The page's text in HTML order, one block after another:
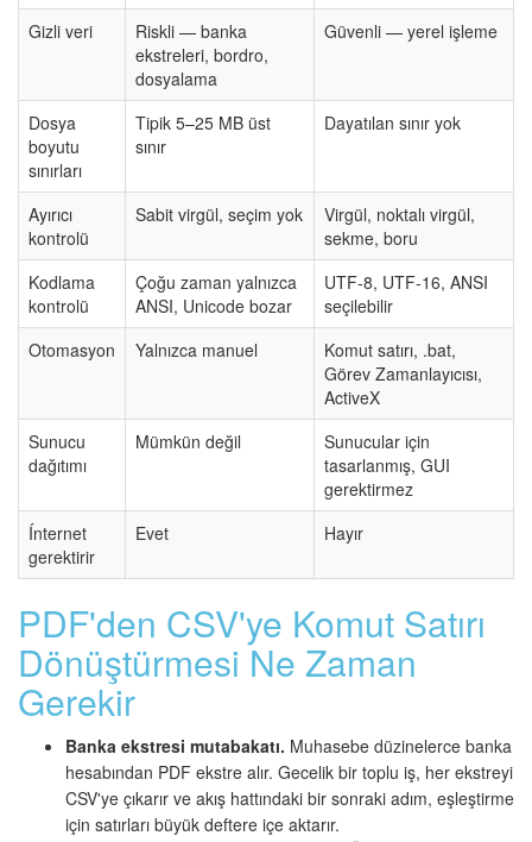
Gizli veri
Riskli — banka
ekstreleri, bordro,
dosyalama
Güvenli — yerel işleme
Dosya
boyutu
sınırları
Tipik 5–25 MB üst
sınır
Dayatılan sınır yok
Ayırıcı
kontrolü
Sabit virgül, seçim yok
Virgül, noktalı virgül,
sekme, boru
Kodlama
kontrolü
Çoğu zaman yalnızca
ANSI, Unicode bozar
UTF-8, UTF-16, ANSI
seçilebilir
Otomasyon
Yalnızca manuel
Komut satırı, .bat,
Görev Zamanlayıcısı,
ActiveX
Sunucu
dağıtımı
Mümkün değil
Sunucular için
tasarlanmış, GUI
gerektirmez
Ínternet
gerektirir
Evet Hayır
PDF'den CSV'ye Komut Satırı
Dönüştürmesi Ne Zaman
Gerekir
Banka ekstresi mutabakatı. Muhasebe düzinelerce banka
hesabından PDF ekstre alır. Gecelik bir toplu iş, her ekstreyi
CSV'ye çıkarır ve akış hattındaki bir sonraki adım, eşleştirme
için satırları büyük deftere içe aktarır.